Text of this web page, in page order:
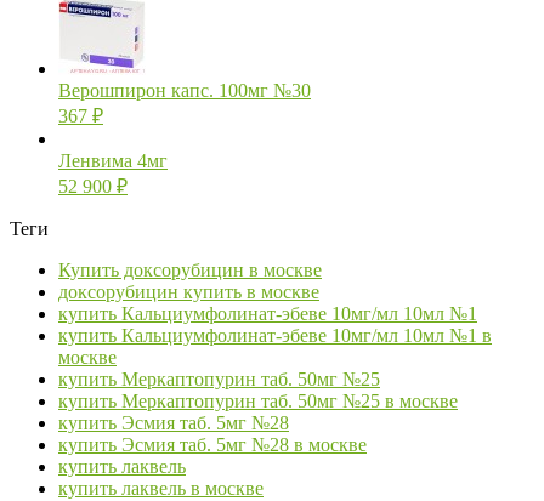
Верошпирон капс. 100мг №30
367 ₽
Ленвима 4мг
52 900 ₽
Теги
Купить доксорубицин в москве
доксорубицин купить в москве
купить Кальциумфолинат-эбеве 10мг/мл 10мл №1
купить Кальциумфолинат-эбеве 10мг/мл 10мл №1 в
москве
купить Меркаптопурин таб. 50мг №25
купить Меркаптопурин таб. 50мг №25 в москве
купить Эсмия таб. 5мг №28
купить Эсмия таб. 5мг №28 в москве
купить лаквель
купить лаквель в москве